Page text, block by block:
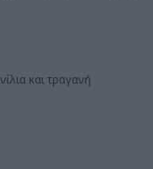
και τραγανή